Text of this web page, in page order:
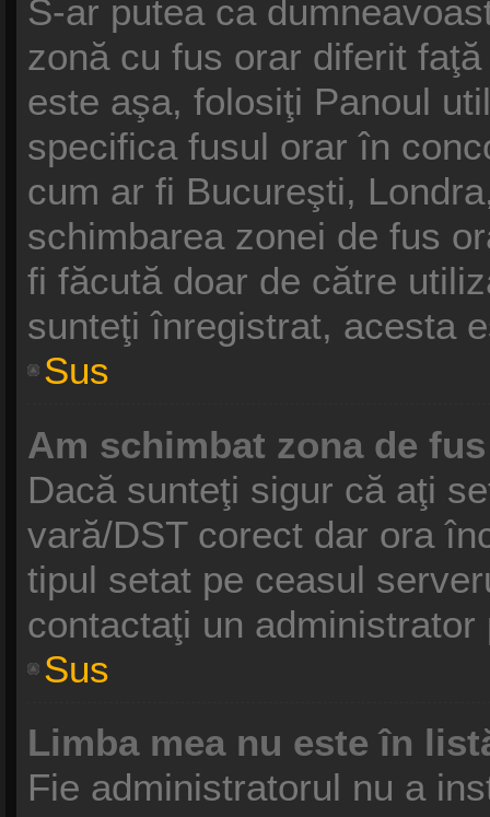
S-ar putea ca
zonă cu fus orar diferit
este aşa, folosiţi Panoul
specifica fusul orar în
cum ar fi Bucureşti,
schimbarea zonei de fus
fi făcută doar de către
sunteţi înregistrat, acesta
Sus
Am schimbat zona de
Dacă sunteţi sigur că aţi
vară/DST corect dar ora
tipul setat pe ceasul
contactaţi un
Sus
Limba mea nu este în
Fie administratorul nu a